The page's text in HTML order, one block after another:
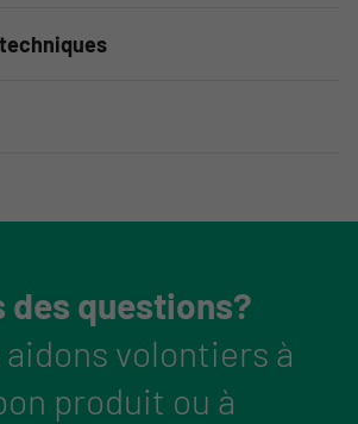
des questions?
aidons volontiers à
produit ou à